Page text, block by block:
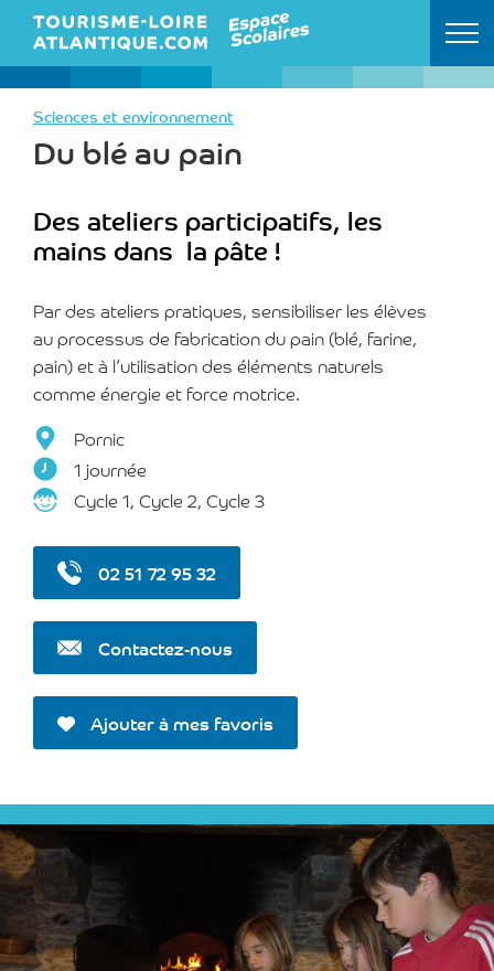
Retour à l'accueil
Sciences et environnement
Du blé au pain
Des ateliers participatifs, les
mains dans la pâte !
Par des ateliers pratiques, sensibiliser les élèves
au processus de fabrication du pain (blé, farine,
pain) et à l’utilisation des éléments naturels
comme énergie et force motrice.
Pornic
1 journée
Cycle 1, Cycle 2, Cycle 3
02 51 72 95 32
Contactez-nous
Ajouter à mes favoris